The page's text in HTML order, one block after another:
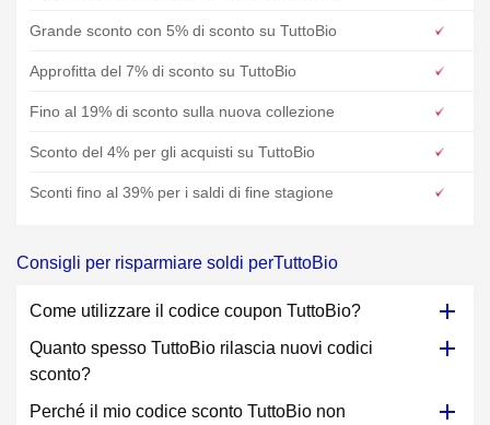
Grande sconto con 5% di sconto su TuttoBio
Approfitta del 7% di sconto su TuttoBio
Fino al 19% di sconto sulla nuova collezione
Sconto del 4% per gli acquisti su TuttoBio
Sconti fino al 39% per i saldi di fine stagione
Consigli per risparmiare soldi perTuttoBio
Come utilizzare il codice coupon TuttoBio?
Quanto spesso TuttoBio rilascia nuovi codici
sconto?
Perché il mio codice sconto TuttoBio non